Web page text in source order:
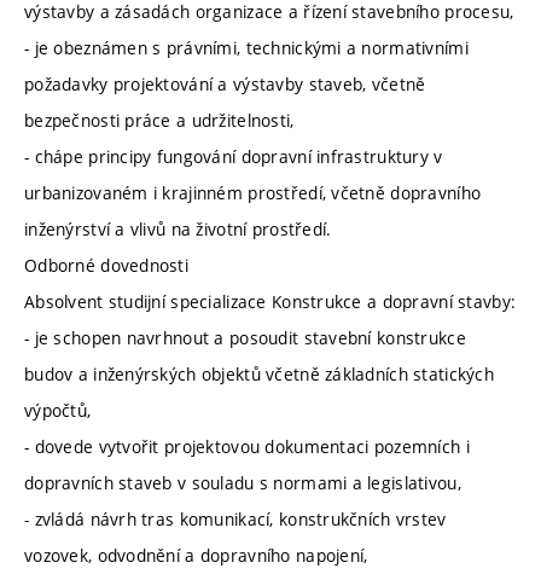
výstavby a zásadách organizace a řízení stavebního procesu,
- je obeznámen s právními, technickými a normativními
požadavky projektování a výstavby staveb, včetně
bezpečnosti práce a udržitelnosti,
- chápe principy fungování dopravní infrastruktury v
urbanizovaném i krajinném prostředí, včetně dopravního
inženýrství a vlivů na životní prostředí.
Odborné dovednosti
Absolvent studijní specializace Konstrukce a dopravní stavby:
- je schopen navrhnout a posoudit stavební konstrukce
budov a inženýrských objektů včetně základních statických
výpočtů,
- dovede vytvořit projektovou dokumentaci pozemních i
dopravních staveb v souladu s normami a legislativou,
- zvládá návrh tras komunikací, konstrukčních vrstev
vozovek, odvodnění a dopravního napojení,